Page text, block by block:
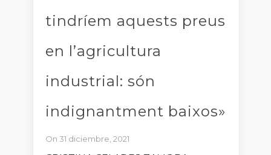
tindríem aquests preus
en l’agricultura
industrial: són
indignantment baixos»
On 31 diciembre, 2021